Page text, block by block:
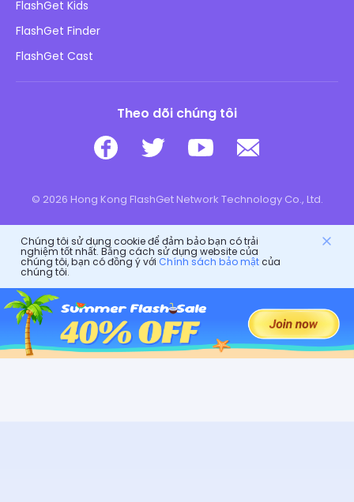
Chính sách Quảng cáo
Không bán thông tin của tôi
An toàn Online cho trẻ em
Tải xuống
FlashGet Kids
FlashGet Finder
FlashGet Cast
Theo dõi chúng tôi
© 2026 Hong Kong FlashGet Network Technology Co., Ltd.
Chúng tôi sử dụng cookie để đảm bảo bạn có trải
nghiệm tốt nhất. Bằng cách sử dụng website của
chúng tôi, bạn có đồng ý với Chính sách bảo mậtcủa
chúng tôi.